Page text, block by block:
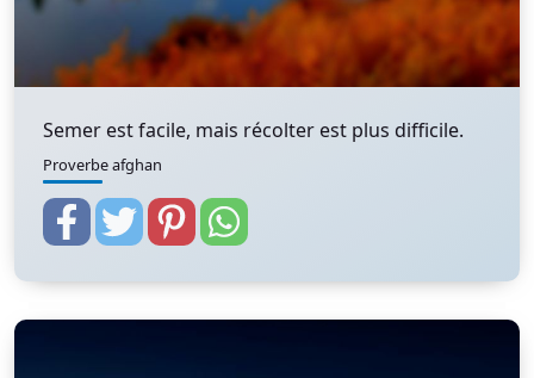
Semer est facile, mais récolter est plus difficile.
Proverbe afghan